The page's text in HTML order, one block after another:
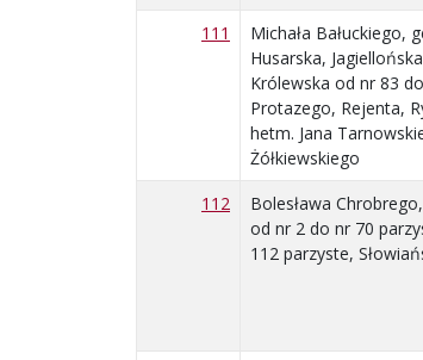
111
Michała Bałuckiego,
Husarska,
Królewska od nr 83
Protazego, Rejenta,
hetm. Jana
Żółkiewskiego
112
Bolesława
od nr 2 do nr 70
112 parzyste,